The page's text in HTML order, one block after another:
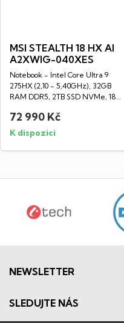
MSI STEALTH 18 HX AI
A2XWIG-040XES
Notebook - Intel Core Ultra 9
275HX (2,10 - 5,40GHz), 32GB
RAM DDR5, 2TB SSD NVMe, 18"
72 990 Kč
K dispozici
NEWSLETTER
SLEDUJTE NÁS